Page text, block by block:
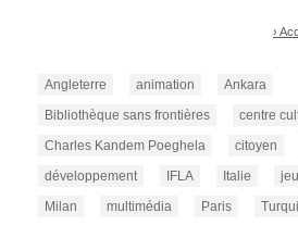
›
Angleterre animation
Ankara
Bibliothèque sans frontières
centre
Charles Kandem Poeghela
citoyen
développement
IFLA Italie
Milan
multimédia Paris